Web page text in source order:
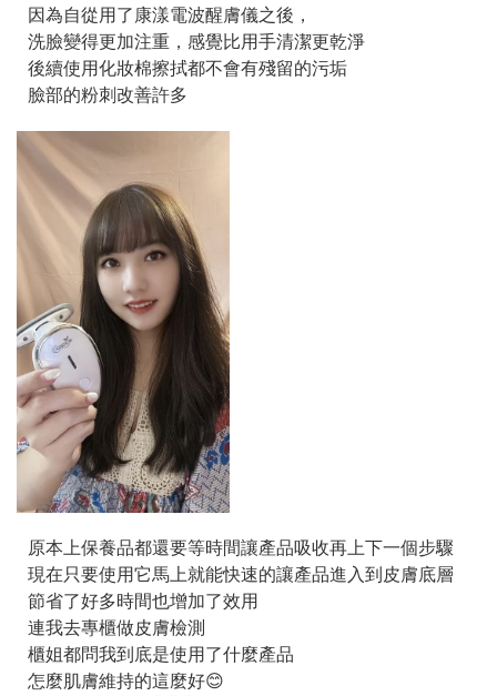
因為自從用了康漾電波醒膚儀之後，
洗臉變得更加注重，感覺比用手清潔更乾淨
後續使用化妝棉擦拭都不會有殘留的污垢
臉部的粉刺改善許多
原本上保養品都還要等時間讓產品吸收再上下一個步驟
現在只要使用它馬上就能快速的讓產品進入到皮膚底層
節省了好多時間也增加了效用
連我去專櫃做皮膚檢測
櫃姐都問我到底是使用了什麼產品
怎麼肌膚維持的這麼好😊